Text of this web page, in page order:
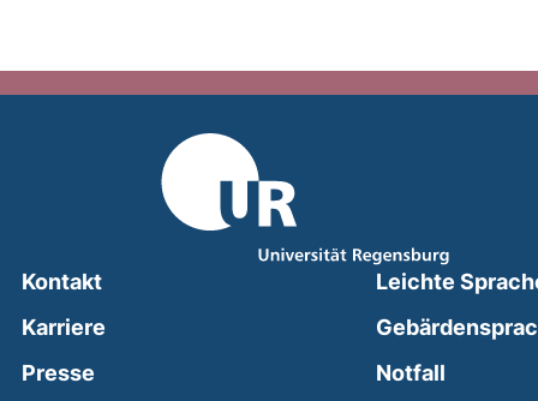
Kontakt
Karriere
Presse
Leichte
Notfall